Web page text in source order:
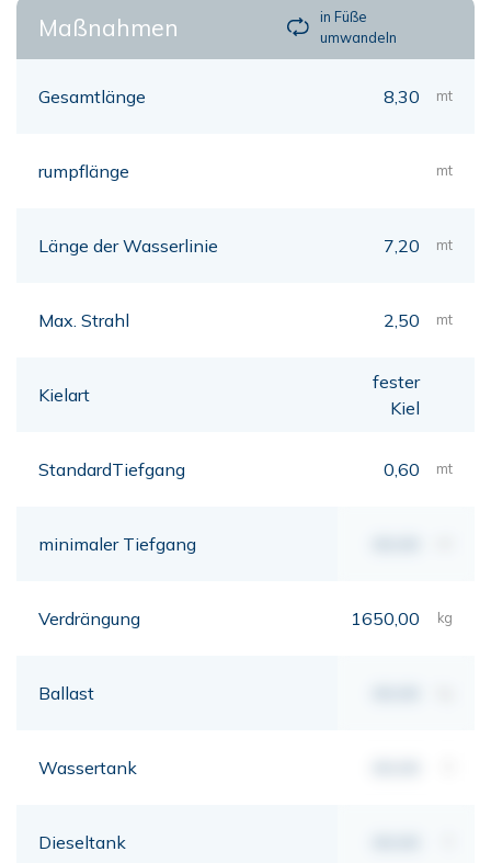
Maßnahmen
in Füße
umwandeln
Gesamtlänge 8,30 mt
rumpflänge mt
Länge der Wasserlinie 7,20 mt
Max. Strahl 2,50 mt
Kielart
fester
Kiel
StandardTiefgang 0,60 mt
minimaler Tiefgang
Verdrängung 1650,00 kg
Ballast
Wassertank
Dieseltank